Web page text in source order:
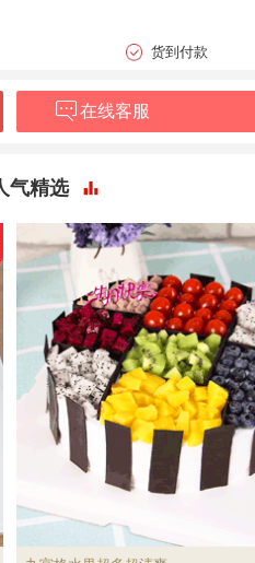
货到付款
在线客服
气精选